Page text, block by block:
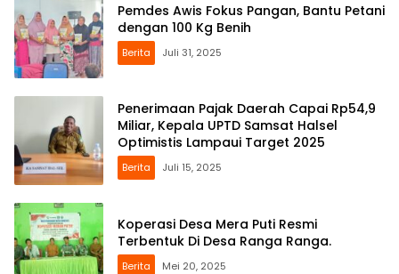
Pemdes Awis Fokus Pangan, Bantu Petani
dengan 100 Kg Benih
Berita Juli 31, 2025
Penerimaan Pajak Daerah Capai Rp54,9
Miliar, Kepala UPTD Samsat Halsel
Optimistis Lampaui Target 2025
Berita Juli 15, 2025
Koperasi Desa Mera Puti Resmi
Terbentuk Di Desa Ranga Ranga.
Berita Mei 20, 2025